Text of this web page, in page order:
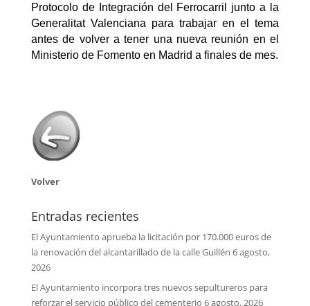
Protocolo de Integración del Ferrocarril junto a la
Generalitat Valenciana para trabajar en el tema
antes de volver a tener una nueva reunión en el
Ministerio de Fomento en Madrid a finales de mes.
Volver
Entradas recientes
El Ayuntamiento aprueba la licitación por 170.000 euros de
la renovación del alcantarillado de la calle Guillén 6 agosto,
2026
El Ayuntamiento incorpora tres nuevos sepultureros para
reforzar el servicio público del cementerio 6 agosto, 2026